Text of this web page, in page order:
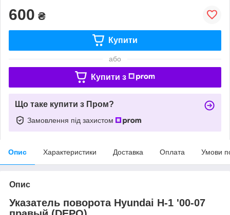
600 ₴
Купити
або
Купити з
Що таке купити з Пром?
Замовлення під захистом
Опис Характеристики Доставка Оплата Умови
Опис
Указатель поворота Hyundai H-1 '00-07